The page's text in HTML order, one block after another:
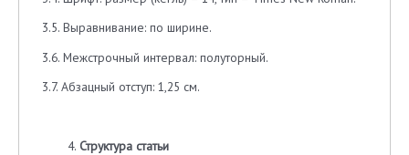
3.5. Выравнивание: по ширине.
3.6. Межстрочный интервал: полуторный.
3.7. Абзацный отступ: 1,25 см.
Структура статьи